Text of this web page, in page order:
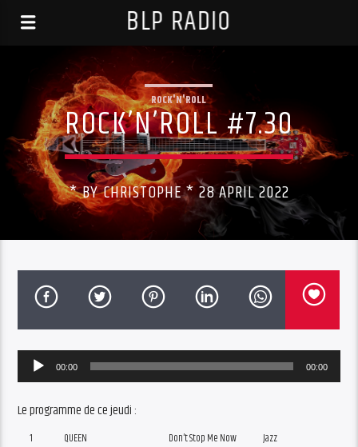
BLP RADIO
ROCK'N'ROLL
ROCK’N’ROLL #7.30
* BY CHRISTOPHE * 28 APRIL 2022
Audio
Player
00:00 00:00
Le programme de ce jeudi :
1 QUEEN Don’t Stop Me Now Jazz